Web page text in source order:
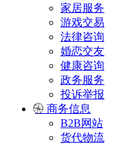
家居服务
游戏交易
法律咨询
婚恋交友
健康咨询
政务服务
投诉举报
商务信息
B2B网站
货代物流